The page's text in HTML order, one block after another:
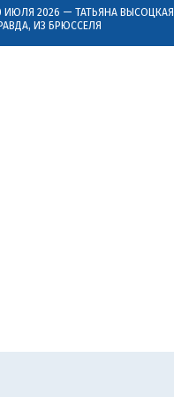
ИЮЛЯ 2026 — ТАТЬЯНА ВЫСОЦКАЯ
ИЗ БРЮССЕЛЯ